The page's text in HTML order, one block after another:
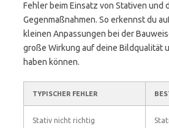
Fehler beim Einsatz von Stativen und
Gegenmaßnahmen. So erkennst du
kleinen Anpassungen bei der
große Wirkung auf deine Bildqualität
haben können.
TYPISCHER FEHLER
Stativ nicht richtig